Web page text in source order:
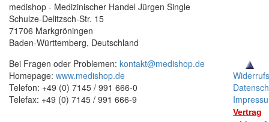
medishop - Medizinischer Handel Jürgen Single
Schulze-Delitzsch-Str. 15
71706 Markgröningen
Baden-Württemberg, Deutschland
Bei Fragen oder Problemen: kontakt@medishop.de
Homepage: www.medishop.de
Telefon: +49 (0) 7145 / 991 666-0
Telefax: +49 (0) 7145 / 991 666-9
Vertrag